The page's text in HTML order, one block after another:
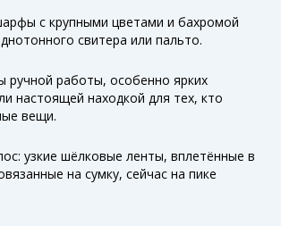
с крупными цветами и бахромой
свитера или пальто.
ручной работы, особенно ярких
настоящей находкой для тех, кто
вещи.
узкие шёлковые ленты, вплетённые в
на сумку, сейчас на пике